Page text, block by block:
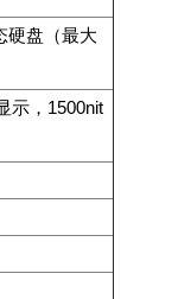
硬盘（最大
示，1500nit